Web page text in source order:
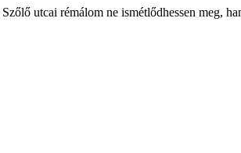
utcai rémálom ne ismétlődhessen meg,